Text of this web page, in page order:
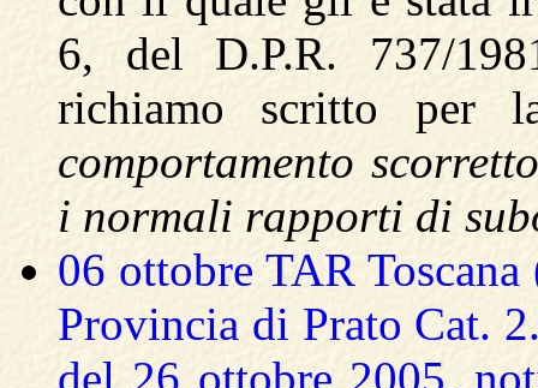
6, del D.P.R. 737/
richiamo scritto per
comportamento
i normali rapporti di
06 ottobre TAR
Provincia di Prato Cat.